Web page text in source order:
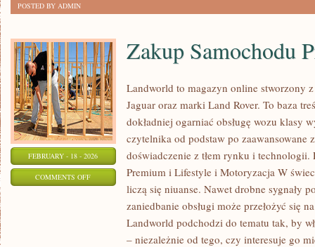
POSTED BY ADMIN
FEBRUARY - 18 - 2026
COMMENTS OFFON
SAMOCHODU
Zakup Samochodu
Landworld to magazyn online stworzony
Jaguar oraz marki Land Rover. To baza
dokładniej ogarniać obsługę wozu klasy
czytelnika od podstaw po zaawansowane
doświadczenie z tłem rynku i technologii.
Premium i Lifestyle i Motoryzacja W
liczą się niuanse. Nawet drobne sygnały
zaniedbanie obsługi może przełożyć się
Landworld podchodzi do tematu tak, by
– niezależnie od tego, czy interesuje go